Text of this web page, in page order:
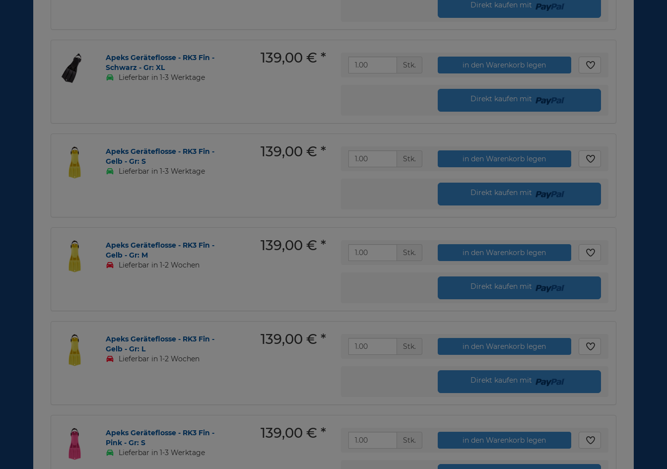
Direkt kaufen mit
Apeks Geräteflosse - RK3 Fin -
Schwarz - Gr: XL
Lieferbar in 1-3 Werktage
139,00 € * Stk. in den Warenkorb legen
Direkt kaufen mit
Apeks Geräteflosse - RK3 Fin -
Gelb - Gr: S
Lieferbar in 1-3 Werktage
139,00 € * Stk. in den Warenkorb legen
Direkt kaufen mit
Apeks Geräteflosse - RK3 Fin -
Gelb - Gr: M
Lieferbar in 1-2 Wochen
139,00 € * Stk. in den Warenkorb legen
Direkt kaufen mit
Apeks Geräteflosse - RK3 Fin -
Gelb - Gr: L
Lieferbar in 1-2 Wochen
139,00 € * Stk. in den Warenkorb legen
Direkt kaufen mit
Apeks Geräteflosse - RK3 Fin -
Pink - Gr: S
Lieferbar in 1-3 Werktage
139,00 € * Stk. in den Warenkorb legen